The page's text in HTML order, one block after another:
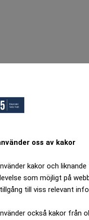
oss av kakor
kakor och
som möjligt på
till viss relevant
också kakor från